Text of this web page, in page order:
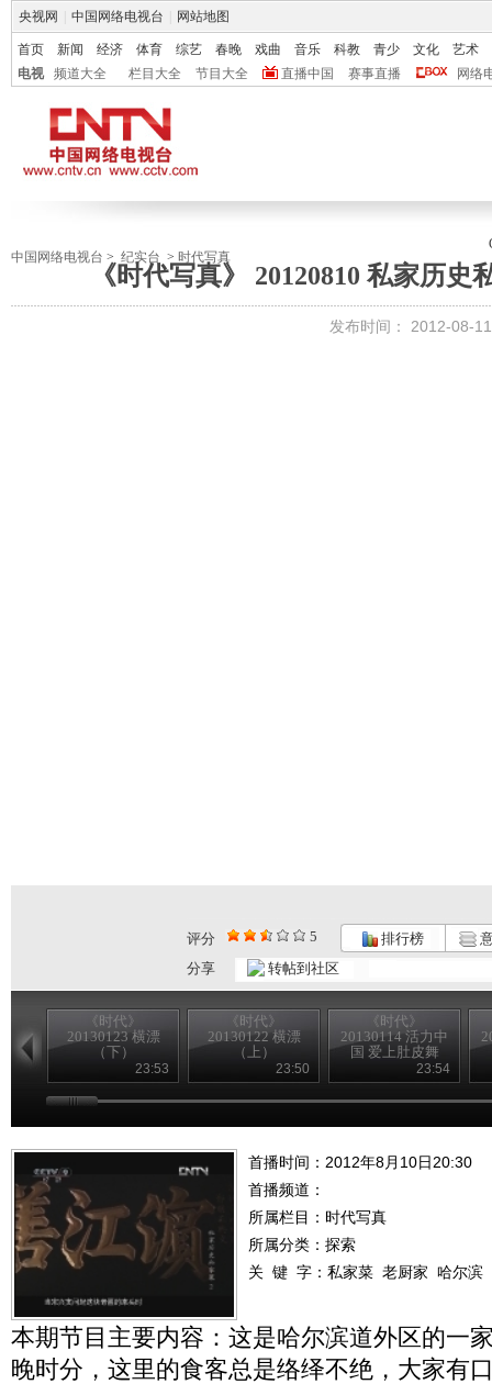
央视网 中国网络电视台 网站地图
首页 新闻 经济 体育 综艺 春晚 戏曲 音乐 科教 青少 文化
艺术
电视
频道大全 栏目大全 节目大全 直播中国 赛事直播 网络
中国网络电视台 > 纪实台 > 时代写真
《时代写真》 20120810 私家历
发布时间： 2012-08-
评分 5 排行榜
分享
转帖到社区
《时代》
20130123 横漂
（下）
23:53
《时代》
20130122 横漂
（上）
23:50
《时代》
20130114 活力中
国 爱上肚皮舞
23:54
首播时间：2012年8月10日20:30
首播频道：
所属栏目： 时代写真
所属分类：探索
关 键 字： 私家菜 老厨家 哈尔滨
本期节目主要内容：这是哈尔滨道外区的一
晚时分，这里的食客总是络绎不绝，大家有